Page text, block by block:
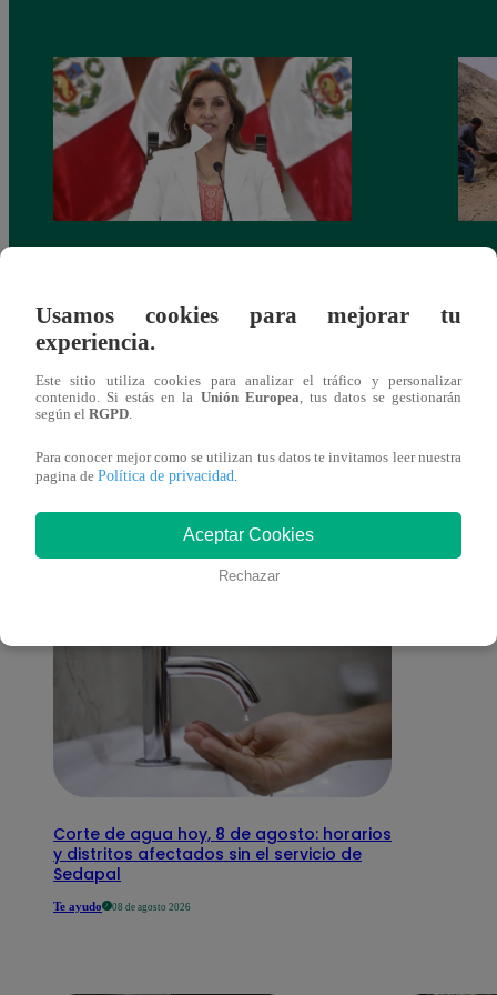
También te puede
interesar
Corte de agua hoy, 8 de agosto: horarios
y distritos afectados sin el servicio de
Sedapal
Te ayudo 08 de agosto 2026
Usamos cookies para mejorar tu
experiencia.
Este sitio utiliza cookies para analizar el tráfico y personalizar
contenido. Si estás en la Unión Europea , tus datos se gestionarán
según el RGPD
Para conocer mejor como se utilizan tus datos te invitamos leer nuestra
pagina de Política de privacidad
Aceptar Cookies
Rechazar